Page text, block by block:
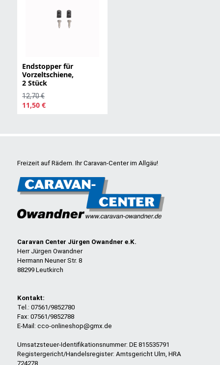
Endstopper für
Vorzeltschiene,
2 Stück
12,70 €
11,50 €
Freizeit auf Rädern. Ihr Caravan-Center im Allgäu!
Caravan Center Jürgen Owandner e.K.
Herr Jürgen Owandner
Hermann Neuner Str. 8
88299 Leutkirch
Kontakt:
Tel.: 07561/9852780
Fax: 07561/9852788
E-Mail: cco-onlineshop@gmx.de
Umsatzsteuer-Identifikationsnummer: DE 815535791
Registergericht/Handelsregister: Amtsgericht Ulm, HRA
724278